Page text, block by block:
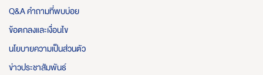
Q&A คำถามที่พบบ่อย
ข้อตกลงและเงื่อนไข
นโยบายความเป็นส่วนตัว
ข่าวประชาสัมพันธ์